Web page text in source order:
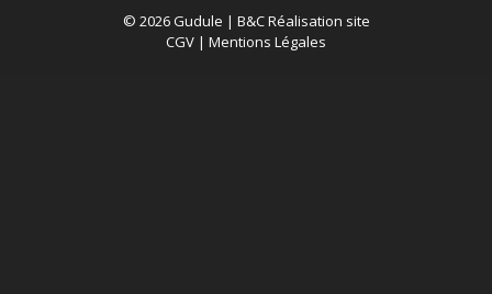
© 2026 Gudule | B&C Réalisation site
CGV | Mentions Légales